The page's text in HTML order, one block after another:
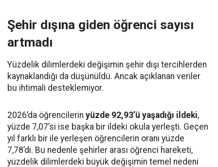
Şehir dışına giden öğrenci sayısı
artmadı
Yüzdelik dilimlerdeki değişimin şehir dışı tercihlerden
kaynaklandığı da düşünüldü. Ancak açıklanan veriler
bu ihtimali desteklemiyor.
2026’da öğrencilerin yüzde 92,93’ü yaşadığı ildeki,
yüzde 7,07’si ise başka bir ildeki okula yerleşti. Geçen
yıl farklı bir ile yerleşen öğrencilerin oranı yüzde
7,78’di. Bu nedenle şehirler arası öğrenci hareketi,
yüzdelik dilimlerdeki büyük değişimin temel nedeni